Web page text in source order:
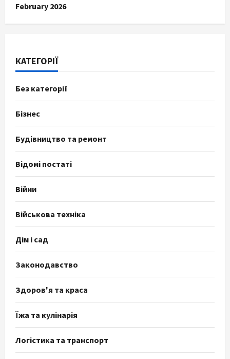
February 2026
КАТЕГОРІЇ
Без категорії
Бізнес
Будівництво та ремонт
Відомі постаті
Війни
Військова техніка
Дім і сад
Законодавство
Здоров'я та краса
Їжа та кулінарія
Логістика та транспорт